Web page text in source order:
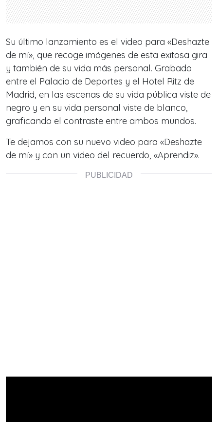
Su último lanzamiento es el video para «Deshazte
de mí», que recoge imágenes de esta exitosa gira
y también de su vida más personal. Grabado
entre el Palacio de Deportes y el Hotel Ritz de
Madrid, en las escenas de su vida pública viste de
negro y en su vida personal viste de blanco,
graficando el contraste entre ambos mundos.
Te dejamos con su nuevo video para «Deshazte
de mí» y con un video del recuerdo, «Aprendiz».